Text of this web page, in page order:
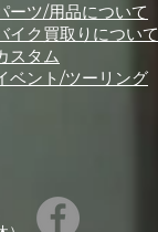
ーツ/用品について
イク買取りについて
スタム
ベント/ツーリング